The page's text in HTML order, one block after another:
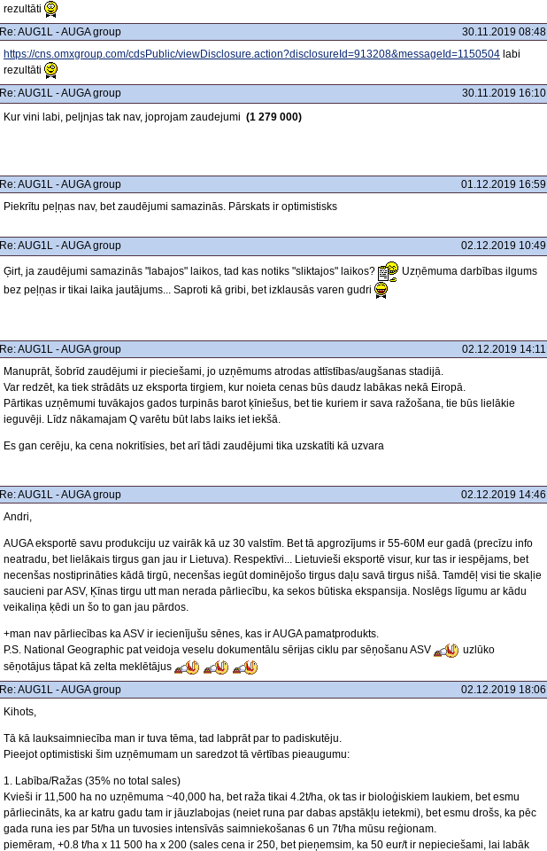
rezultāti
Re: AUG1L - AUGA group
30.11.2019 08:48
https://cns.omxgroup.com/cdsPublic/viewDisclosure.action?disclosureId=913208&messageId=1150504 labi
rezultāti
Re: AUG1L - AUGA group
30.11.2019 16:10
Kur vini labi, peljnjas tak nav, joprojam zaudejumi (1 279 000)
Re: AUG1L - AUGA group
01.12.2019 16:59
Piekrītu peļņas nav, bet zaudējumi samazinās. Pārskats ir optimistisks
Re: AUG1L - AUGA group 02.12.2019 10:49
Ģirt, ja zaudējumi samazinās "labajos" laikos, tad kas notiks "sliktajos" laikos?
Uzņēmuma darbības ilgums
bez peļņas ir tikai laika jautājums... Saproti kā gribi, bet izklausās varen gudri
Re: AUG1L - AUGA group
02.12.2019 14:11
Manuprāt, šobrīd zaudējumi ir pieciešami, jo uzņēmums atrodas attīstības/augšanas stadijā.
Var redzēt, ka tiek strādāts uz eksporta tirgiem, kur noieta cenas būs daudz labākas nekā Eiropā.
Pārtikas uzņēmumi tuvākajos gados turpinās barot ķīniešus, bet tie kuriem ir sava ražošana, tie būs lielākie
ieguvēji. Līdz nākamajam Q varētu būt labs laiks iet iekšā.
Es gan cerēju, ka cena nokritīsies, bet arī tādi zaudējumi tika uzskatīti kā uzvara
Re: AUG1L - AUGA group
02.12.2019 14:46
Andri,
AUGA eksportē savu produkciju uz vairāk kā uz 30 valstīm. Bet tā apgrozījums ir 55-60M eur gadā (precīzu info
neatradu, bet lielākais tirgus gan jau ir Lietuva). Respektīvi... Lietuvieši eksportē visur, kur tas ir iespējams, bet
necenšas nostiprināties kādā tirgū, necenšas iegūt dominējošo tirgus daļu savā tirgus nišā. Tamdēļ visi tie skaļie
saucieni par ASV, Ķīnas tirgu utt man nerada pārliecību, ka sekos būtiska ekspansija. Noslēgs līgumu ar kādu
veikaliņa ķēdi un šo to gan jau pārdos.
+man nav pārliecības ka ASV ir iecienījušu sēnes, kas ir AUGA pamatprodukts.
P.S. National Geographic pat veidoja veselu dokumentālu sērijas ciklu par sēņošanu ASV
uzlūko
sēņotājus tāpat kā zelta meklētājus
Re: AUG1L - AUGA group
02.12.2019 18:06
Kihots,
Tā kā lauksaimniecība man ir tuva tēma, tad labprāt par to padiskutēju.
Pieejot optimistiski šim uzņēmumam un saredzot tā vērtības pieaugumu:
1. Labība/Ražas (35% no total sales)
Kvieši ir 11,500 ha no uzņēmuma ~40,000 ha, bet raža tikai 4.2t/ha, ok tas ir bioloģiskiem laukiem, bet esmu
pārliecināts, ka ar katru gadu tam ir jāuzlabojas (neiet runa par dabas apstākļu ietekmi), bet esmu drošs, ka pēc
gada runa ies par 5t/ha un tuvosies intensīvās saimniekošanas 6 un 7t/ha mūsu reģionam.
piemēram, +0.8 t/ha x 11 500 ha x 200 (sales cena ir 250, bet pieņemsim, ka 50 eur/t ir nepieciešami, lai labāk